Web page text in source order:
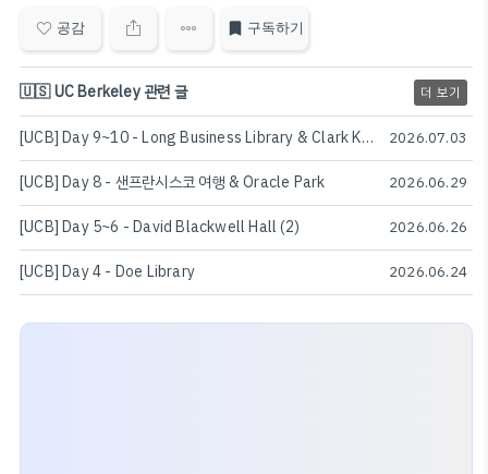
공감 구독하기
🇺🇸 UC Berkeley 관련 글 더 보기
[UCB] Day 9~10 - Long Business Library & Clark Kerr Campus 2026.07.03
[UCB] Day 8 - 샌프란시스코 여행 & Oracle Park 2026.06.29
[UCB] Day 5~6 - David Blackwell Hall (2) 2026.06.26
[UCB] Day 4 - Doe Library 2026.06.24